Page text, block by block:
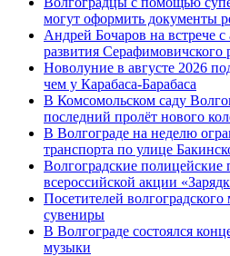
могут оформить документы
Андрей Бочаров на встрече с
развития Серафимовичского
Новолуние в августе 2026
чем у Карабаса-Барабаса
В Комсомольском саду
последний пролёт нового
В Волгограде на неделю
транспорта по улице
Волгоградские полицейские
всероссийской акции
Посетителей волгоградского
сувениры
В Волгограде состоялся
музыки